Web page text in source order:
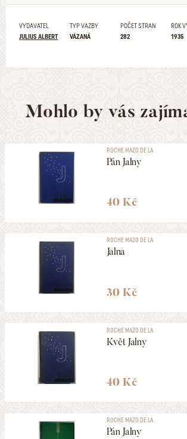
VYDAVATEL
JULIUS ALBERT
TYP VAZBY
VÁZANÁ
POČET STRAN
282
ROK
1935
Mohlo by vás
ROCHE MAZO DE LA
Pán Jalny
40 Kč
ROCHE MAZO DE LA
Jalna
30 Kč
ROCHE MAZO DE LA
Květ Jalny
40 Kč
ROCHE MAZO DE LA
Pán Jalny